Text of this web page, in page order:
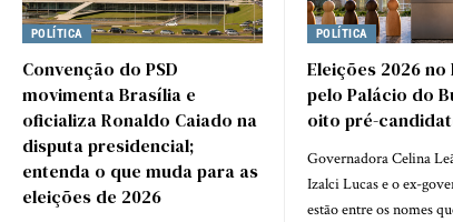
POLÍTICA
Convenção do PSD
movimenta Brasília e
oficializa Ronaldo Caiado na
disputa presidencial;
entenda o que muda para as
eleições de 2026
POLÍTICA
Eleições 2026 no
pelo Palácio do
oito pré-
Governadora Celina
Izalci Lucas e o ex-
estão entre os nomes